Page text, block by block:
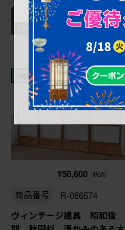
現状販売
¥50,600 (税込)
商品番号 R-086574
ヴィンテージ建具 昭和後